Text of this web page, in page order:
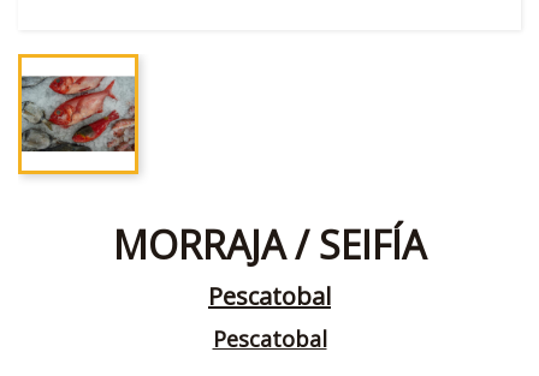
MORRAJA / SEIFÍA
Pescatobal
Pescatobal